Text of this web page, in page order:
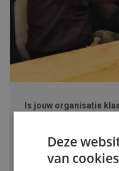
Is jouw organisatie
AuteurMayra Wokke
Na de zomervakantie
Deze
van cookies